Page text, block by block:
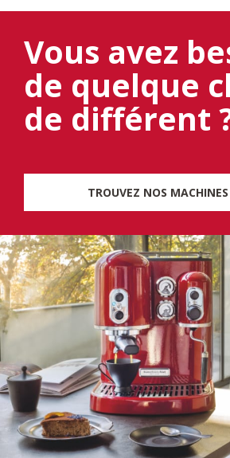
Vous avez
de quelque
de différent
TROUVEZ NOS